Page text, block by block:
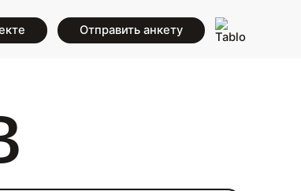
Отправить анкету